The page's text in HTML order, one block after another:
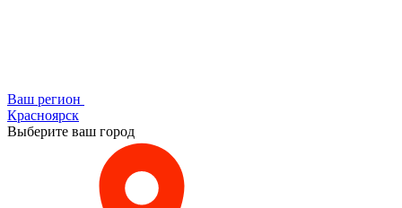
Ваш регион
Красноярск
Выберите ваш город